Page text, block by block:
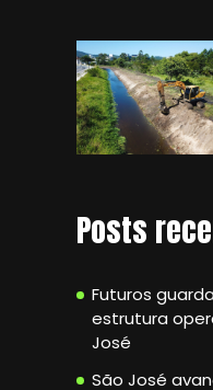
Posts
Futuros
estrutura
José
São José